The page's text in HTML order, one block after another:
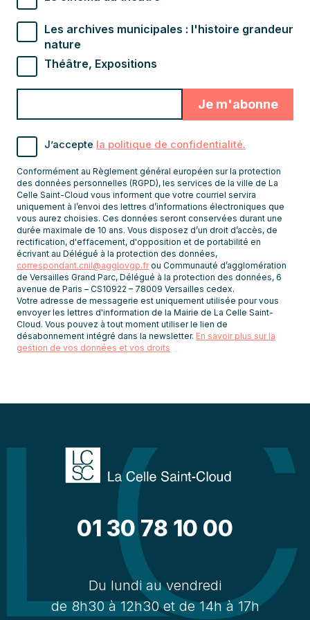
Les archives municipales : l'histoire grandeur
nature
Théâtre, Expositions
recevoir
les
newsletters
J’accepte la politique de confidentialité.
Conformément au Règlement général européen sur la protection
des données personnelles (RGPD), les services de la ville de La
Celle Saint-Cloud vous informent que votre courriel servira
uniquement à l’envoi des lettres d’informations électroniques que
vous aurez choisies. Ces données seront conservées durant une
durée maximale de 10 ans. Vous disposez d’un droit d’accès, de
rectification, d'effacement, d'opposition et de portabilité en
écrivant au Délégué à la protection des données,
correspondant.cnil@agglovgp.frou Communauté d’agglomération
de Versailles Grand Parc, Délégué à la protection des données, 6
avenue de Paris – CS10922 – 78009 Versailles cedex.
Votre adresse de messagerie est uniquement utilisée pour vous
envoyer les lettres d'information de la Mairie de La Celle Saint-
Cloud. Vous pouvez à tout moment utiliser le lien de
désabonnement intégré dans la newsletter. En savoir plus sur la
gestion de vos données et vos droits
01 30 78 10 00
Du lundi au vendredi
de 8h30 à 12h30 et de 14h à 17h